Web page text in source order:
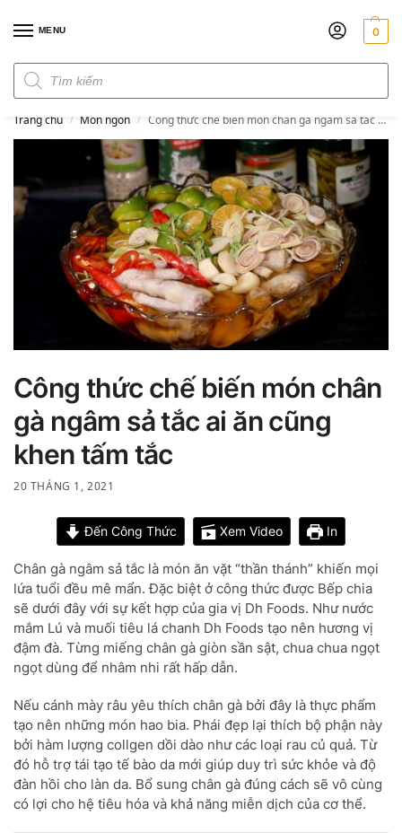
MENU 0
Trang chủ / Món ngon / Công thức chế biến món chân gà ngâm sả tắc ai ăn cũng khen tấm tắc
Công thức chế biến món chân
gà ngâm sả tắc ai ăn cũng
khen tấm tắc
20 THÁNG 1, 2021
Đến Công Thức Xem Video In
Chân gà ngâm sả tắc là món ăn vặt “thần thánh” khiến mọi
lứa tuổi đều mê mẩn. Đặc biệt ở công thức được Bếp chia
sẽ dưới đây với sự kết hợp của gia vị Dh Foods. Như nước
mắm Lú và muối tiêu lá chanh Dh Foods tạo nên hương vị
đậm đà. Từng miếng chân gà giòn sần sật, chua chua ngọt
ngọt dùng để nhâm nhi rất hấp dẫn.
Nếu cánh mày râu yêu thích chân gà bởi đây là thực phẩm
tạo nên những món hao bia. Phái đẹp lại thích bộ phận này
bởi hàm lượng collgen dồi dào như các loại rau củ quả. Từ
đó hỗ trợ tái tạo tế bào da mới giúp duy trì sức khỏe và độ
đàn hồi cho làn da. Bổ sung chân gà đúng cách sẽ vô cùng
có lợi cho hệ tiêu hóa và khả năng miễn dịch của cơ thể.